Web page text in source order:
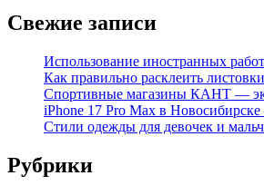
Свежие записи
Использование иностранных
Как правильно расклеить
Спортивные магазины КАНТ —
iPhone 17 Pro Max в
Стили одежды для девочек и
Рубрики